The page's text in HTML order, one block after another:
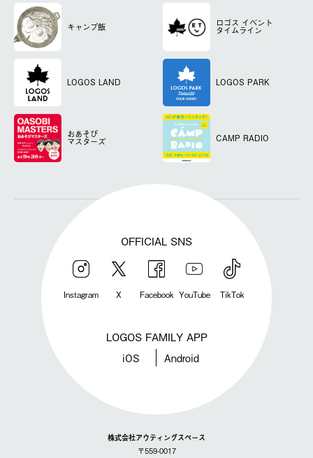
キャンプ飯 ロゴス イベント
タイムライン
LOGOS LAND LOGOS PARK
おあそび
マスターズ CAMP RADIO
OFFICIAL SNS
Instagram X Facebook YouTube TikTok
LOGOS FAMILY APP
iOS Android
株式会社アウティングスペース
〒559-0017